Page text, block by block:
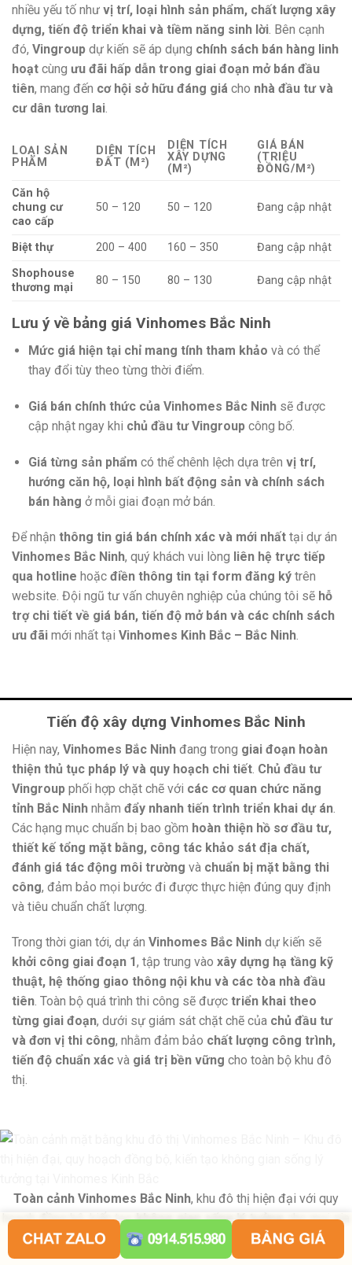
nhiều yếu tố như vị trí, loại hình sản phẩm, chất lượng xây
dựng, tiến độ triển khai và tiềm năng sinh lời . Bên cạnh
đó, Vingroup dự kiến sẽ áp dụng chính sách bán hàng linh
hoạt cùng ưu đãi hấp dẫn trong giai đoạn mở bán đầu
tiên, mang đến cơ hội sở hữu đáng giá cho nhà đầu tư và
cư dân tương lai
LOẠI SẢN
PHẨM
DIỆN TÍCH
ĐẤT (M²)
DIỆN TÍCH
XÂY DỰNG
(M²)
GIÁ BÁN
(TRIỆU
ĐỒNG/M²)
Căn hộ
chung cư
cao cấp
50 – 120 50 – 120 Đang cập nhật
Biệt thự 200 – 400 160 – 350
Đang cập nhật
Shophouse
thương mại
80 – 150 80 – 130 Đang cập nhật
Lưu ý về bảng giá Vinhomes Bắc Ninh
Mức giá hiện tại chỉ mang tính tham khảo và có thể
thay đổi tùy theo từng thời điểm.
Giá bán chính thức của Vinhomes Bắc Ninhsẽ được
cập nhật ngay khi chủ đầu tư Vingroupcông bố.
Giá từng sản phẩm có thể chênh lệch dựa trên vị trí,
hướng căn hộ, loại hình bất động sản và chính sách
bán hàng ở mỗi giai đoạn mở bán.
Để nhận thông tin giá bán chính xác và mới nhất tại dự án
Vinhomes Bắc Ninh, quý khách vui lòng liên hệ trực tiếp
qua hotline hoặc điền thông tin tại form đăng ký trên
website. Đội ngũ tư vấn chuyên nghiệp của chúng tôi sẽ hỗ
trợ chi tiết về giá bán, tiến độ mở bán và các chính sách
ưu đãi mới nhất tại Vinhomes Kinh Bắc – Bắc Ninh.
Tiến độ xây dựng Vinhomes Bắc Ninh
Hiện nay, Vinhomes Bắc Ninh đang trong giai đoạn hoàn
thiện thủ tục pháp lý và quy hoạch chi tiết Chủ đầu tư
Vingroup phối hợp chặt chẽ với các cơ quan chức năng
tỉnh Bắc Ninh nhằm đẩy nhanh tiến trình triển khai dự án
Các hạng mục chuẩn bị bao gồm hoàn thiện hồ sơ đầu tư,
thiết kế tổng mặt bằng, công tác khảo sát địa chất,
đánh giá tác động môi trường và chuẩn bị mặt bằng thi
công, đảm bảo mọi bước đi được thực hiện đúng quy định
và tiêu chuẩn chất lượng.
Trong thời gian tới, dự án Vinhomes Bắc Ninh dự kiến sẽ
khởi công giai đoạn 1, tập trung vào xây dựng hạ tầng kỹ
thuật, hệ thống giao thông nội khu và các tòa nhà đầu
tiên. Toàn bộ quá trình thi công sẽ được triển khai theo
từng giai đoạn, dưới sự giám sát chặt chẽ của chủ đầu tư
và đơn vị thi công, nhằm đảm bảo chất lượng công trình,
tiến độ chuẩn xác và giá trị bền vững cho toàn bộ khu đô
thị.
Toàn cảnh Vinhomes Bắc Ninh, khu đô thị hiện đại với quy
hoạch đồng bộ, kiến tạokhông gian sống lý tưởngcho mọi gia
đình tại
Vinhomes Kinh Bắc – Bắc Ninh.